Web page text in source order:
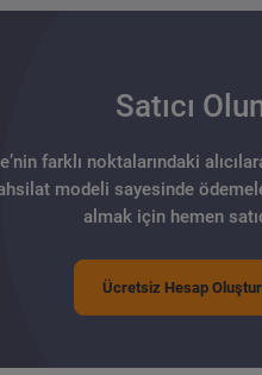
Satıcı
farklı noktalarındaki
modeli sayesinde
almak için hemen
Ücretsiz Hesap